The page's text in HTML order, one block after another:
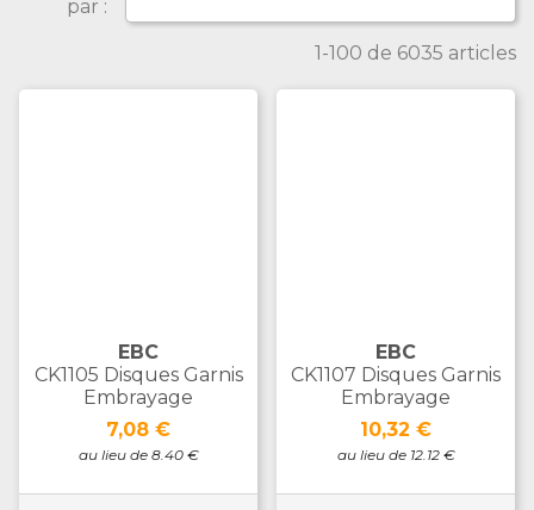
par :
1-100 de 6035 articles
EBC
CK1105 Disques Garnis
Embrayage
Prix
7,08 €
au lieu de 8.40 €
EBC
CK1107 Disques Garnis
Embrayage
Prix
10,32 €
au lieu de 12.12 €